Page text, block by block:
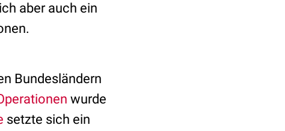
aber auch ein
Bundesländern
wurde
setzte sich ein